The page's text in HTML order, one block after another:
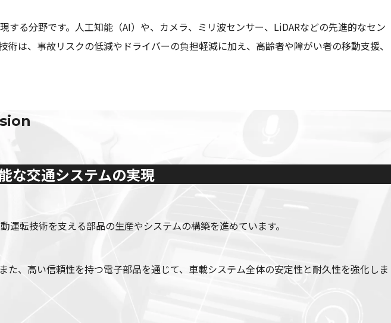
る分野です。人工知能（AI）や、カメラ、ミリ波センサー、LiDARなどの先進的なセン
は、事故リスクの低減やドライバーの負担軽減に加え、高齢者や障がい者の移動支援、
な交通システムの実現
転技術を支える部品の生産やシステムの構築を進めています。
、高い信頼性を持つ電子部品を通じて、車載システム全体の安定性と耐久性を強化しま